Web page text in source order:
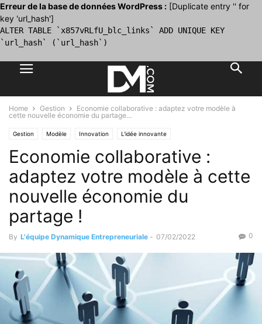
Erreur de la base de données WordPress : [Duplicate entry '' for
key 'url_hash']
ALTER TABLE `x857vRLfU_blc_links` ADD UNIQUE KEY
`url_hash` (`url_hash`)
Home Gestion
Economie collaborative : adaptez votre modèle à
cette nouvelle économie du partage...
Gestion Modèle Innovation L'idée innovante
Economie collaborative :
adaptez votre modèle à cette
nouvelle économie du
partage !
By L'équipe Dynamique Entrepreneuriale - 07/02/2022 0